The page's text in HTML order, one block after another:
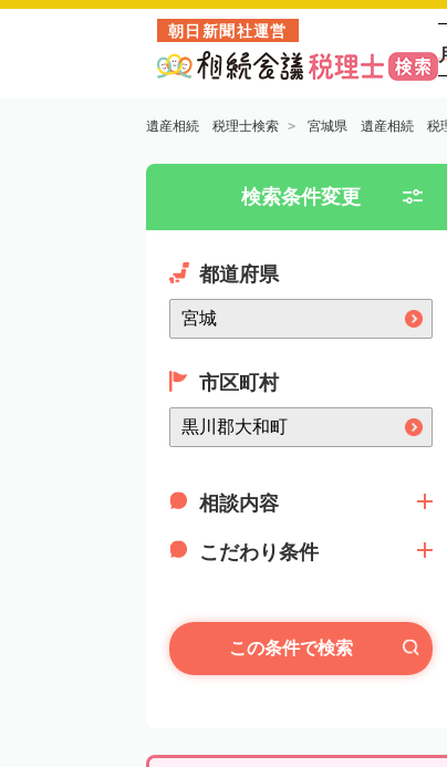
朝日新聞社運営
遺産相続 税理士検索 宮城県 遺産相続 税
検索条件変更
都道府県
市区町村
相談内容
こだわり条件
この条件で検索